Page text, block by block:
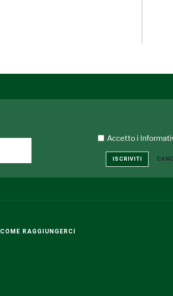
Accetto i
ISCRIVITI
COME RAGGIUNGERCI